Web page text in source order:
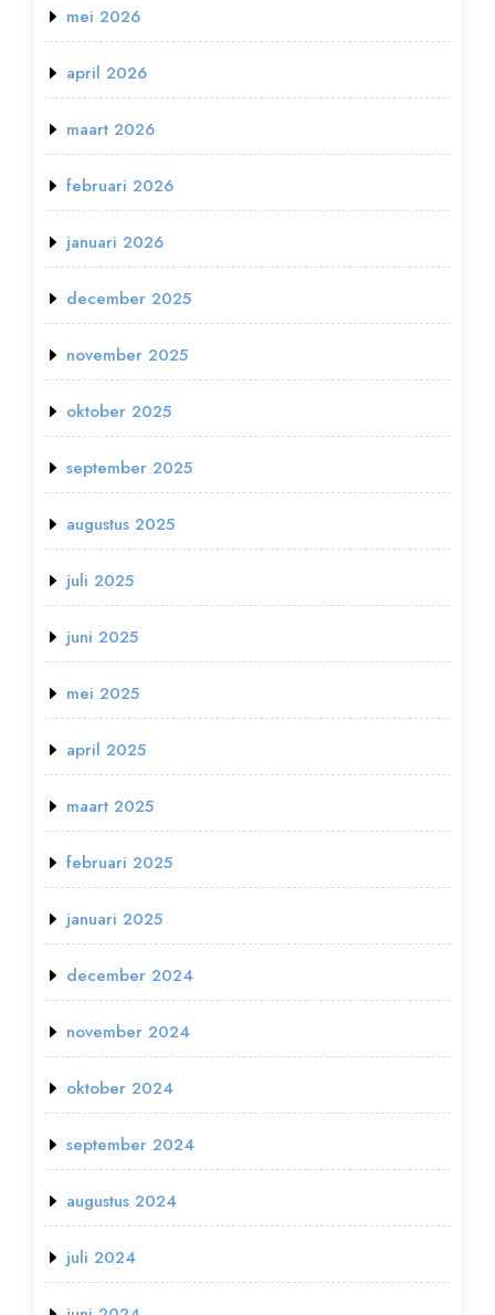
mei 2026
april 2026
maart 2026
februari 2026
januari 2026
december 2025
november 2025
oktober 2025
september 2025
augustus 2025
juli 2025
juni 2025
mei 2025
april 2025
maart 2025
februari 2025
januari 2025
december 2024
november 2024
oktober 2024
september 2024
augustus 2024
juli 2024